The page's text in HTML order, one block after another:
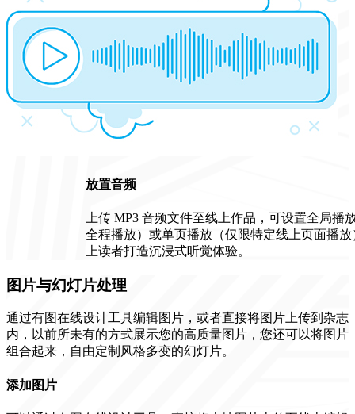
放置音频
上传 MP3 音频文件至线上作品，可设置全局播
全程播放）或单页播放（仅限特定线上页面播放
上读者打造沉浸式听觉体验。
图片与幻灯片处理
通过有图在线设计工具编辑图片，或者直接将图片上传到杂志
内，以前所未有的方式展示您的高质量图片，您还可以将图片
组合起来，自由定制风格多变的幻灯片。
添加图片